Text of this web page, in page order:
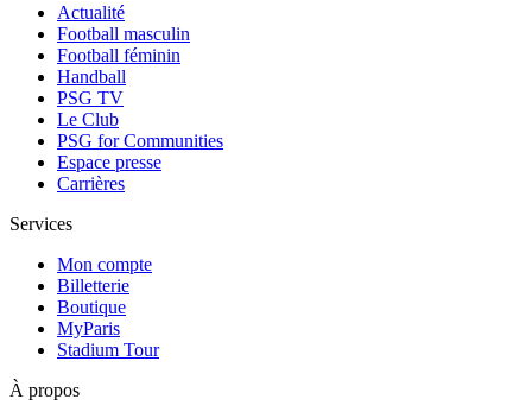
Actualité
Football masculin
Football féminin
Handball
PSG TV
Le Club
PSG for Communities
Espace presse
Carrières
Services
Mon compte
Billetterie
Boutique
MyParis
Stadium Tour
À propos